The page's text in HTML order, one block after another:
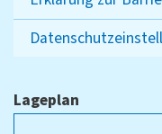
Lageplan